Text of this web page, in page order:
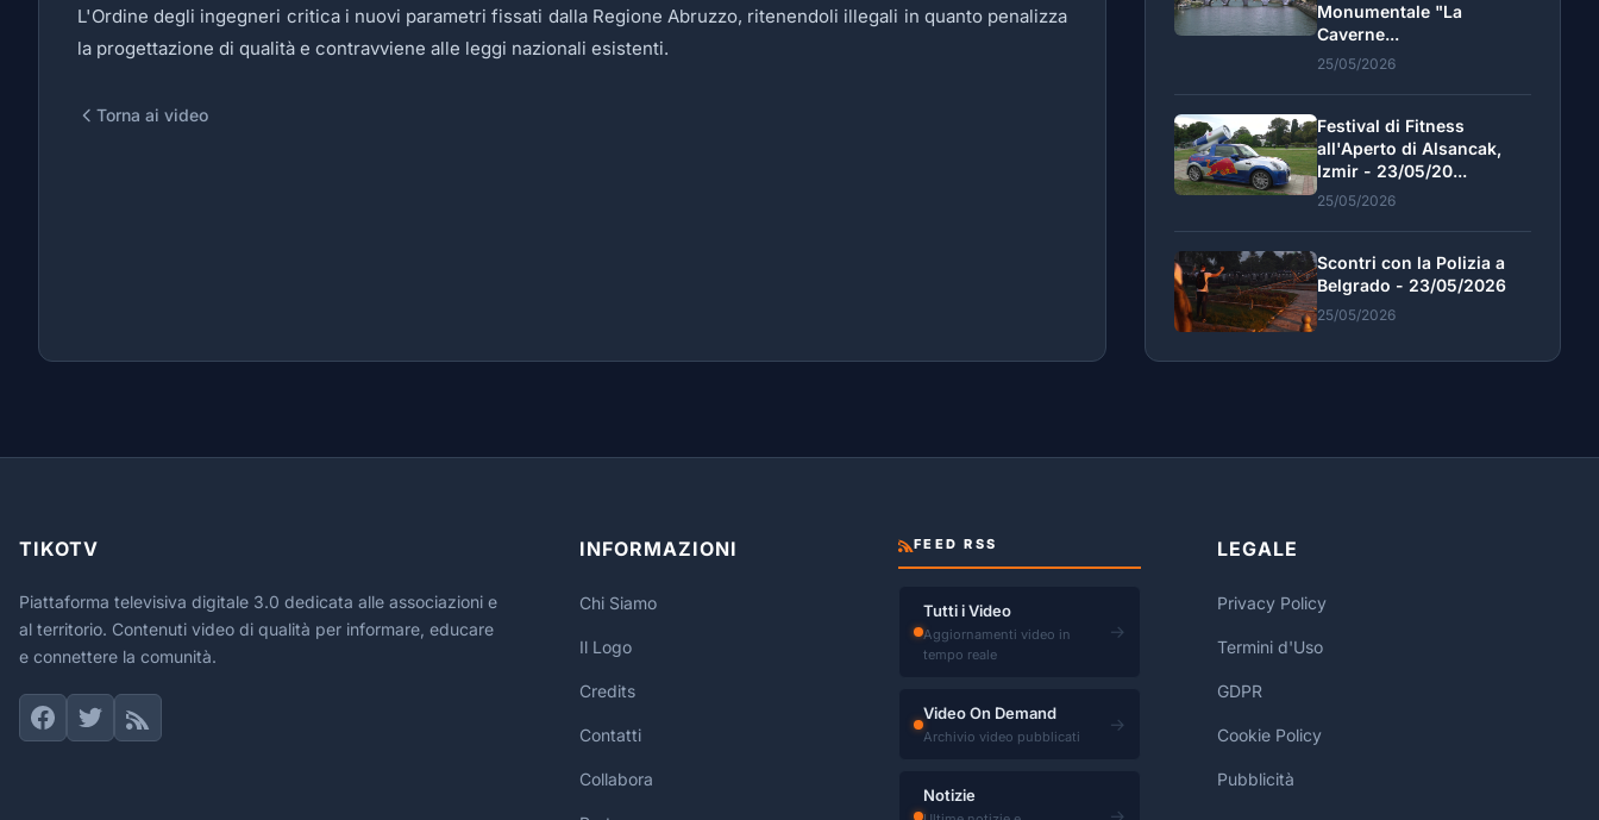
L'Ordine degli ingegneri critica i nuovi parametri fissati dalla Regione Abruzzo, ritenendoli illegali in quanto penalizza
la progettazione di qualità e contravviene alle leggi nazionali esistenti.
Torna ai video
Monumentale "La
Caverne...
25/05/2026
Festival di Fitness
all'Aperto di Alsancak,
Izmir - 23/05/20...
25/05/2026
Scontri con la Polizia a
Belgrado - 23/05/2026
25/05/2026
TIKOTV
Piattaforma televisiva digitale 3.0 dedicata alle associazioni e
al territorio. Contenuti video di qualità per informare, educare
e connettere la comunità.
INFORMAZIONI
Chi Siamo
Il Logo
Credits
Contatti
Collabora
FEED RSS
Tutti i Video
Aggiornamenti video in
tempo reale
→
Video On Demand
Archivio video pubblicati
→
Notizie
LEGALE
Privacy Policy
Termini d'Uso
GDPR
Cookie Policy
Pubblicità